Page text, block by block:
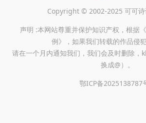
Copyright © 2002-2025 可可诗
声明 :本网站尊重并保护知识产权，根据
例》，如果我们转载的作品侵
请在一个月内通知我们，我们会及时删除
换成@）。
鄂ICP备2025138787